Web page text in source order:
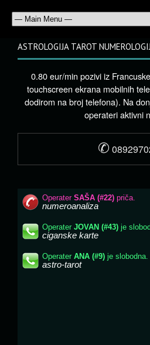
ASTROLOGIJA TAROT
0.80 eur/min pozivi iz
touchscreen ekrana mobilnih
dodirom na broj telefona). Na
operateri aktivni
✆